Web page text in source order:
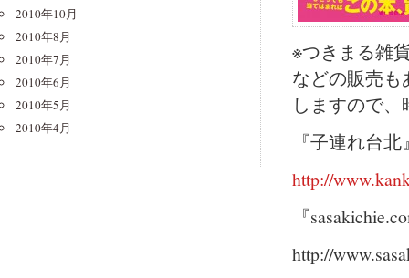
※つきまる雑
などの販売も
しますので
『子連れ台北
http://
『
http://
2010年10月
2010年8月
2010年7月
2010年6月
2010年5月
2010年4月